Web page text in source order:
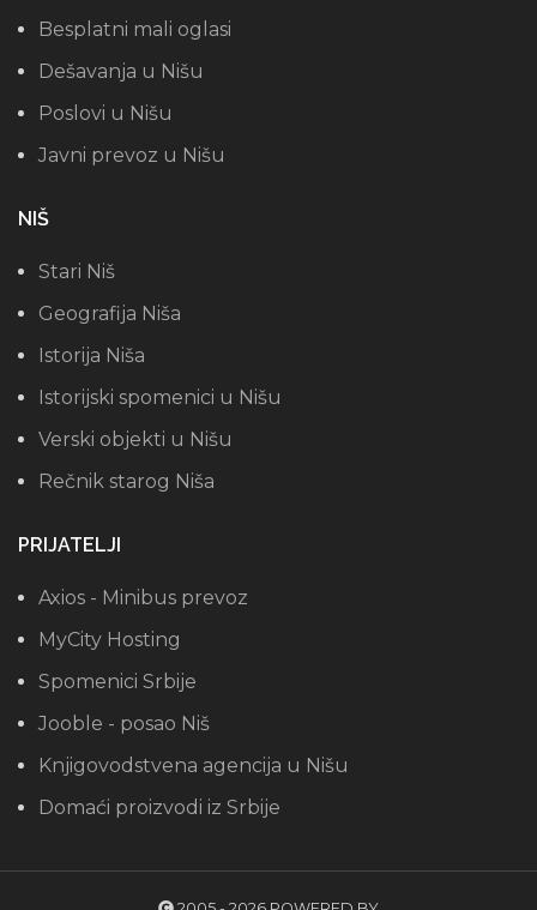
Besplatni mali oglasi
Dešavanja u Nišu
Poslovi u Nišu
Javni prevoz u Nišu
NIŠ
Stari Niš
Geografija Niša
Istorija Niša
Istorijski spomenici u Nišu
Verski objekti u Nišu
Rečnik starog Niša
PRIJATELJI
Axios - Minibus prevoz
MyCity Hosting
Spomenici Srbije
Jooble - posao Niš
Knjigovodstvena agencija u Nišu
Domaći proizvodi iz Srbije